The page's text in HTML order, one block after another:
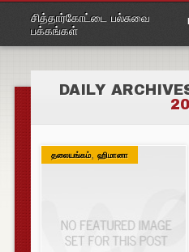
சித்தார்கோட்டை பல்சுவை
பக்கங்கள்
DAILY
தலையங்கம், ஹிமானா